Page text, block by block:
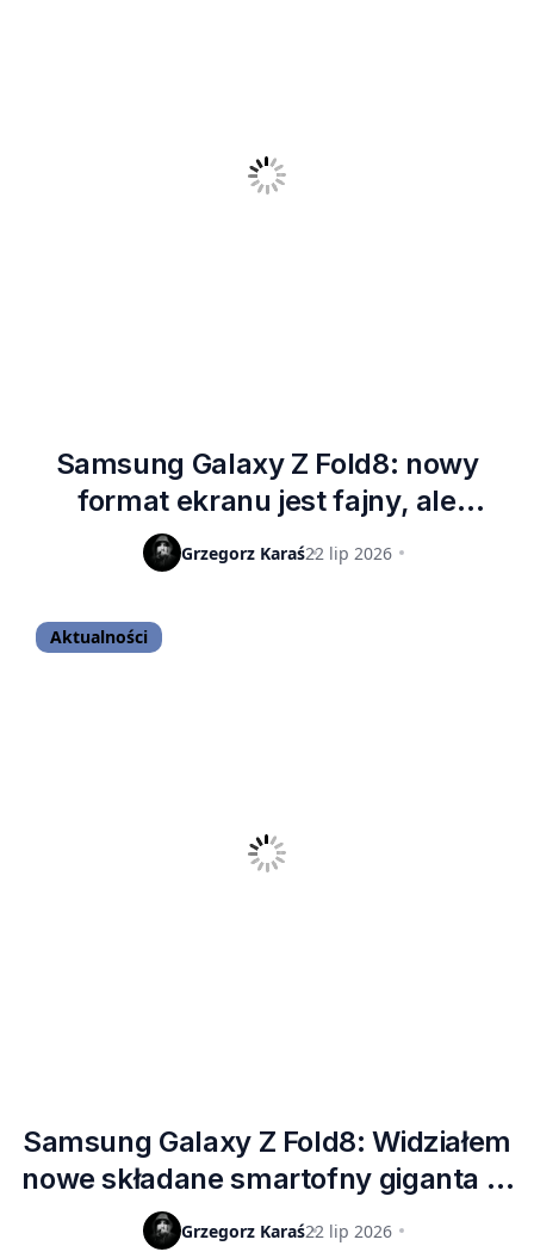
Samsung Galaxy Z Fold8: nowy
format ekranu jest fajny, ale
minusów też się parę znajdzie
[PIERWSZE WRAŻENIA]
Grzegorz Karaś22 lip 2026
Aktualności
Samsung Galaxy Z Fold8: Widziałem
nowe składane smartofny giganta – i
ceny, od których zakręci się wam w
Grzegorz Karaś22 lip 2026